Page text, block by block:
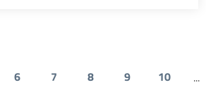
6 7 8 9 10 ...